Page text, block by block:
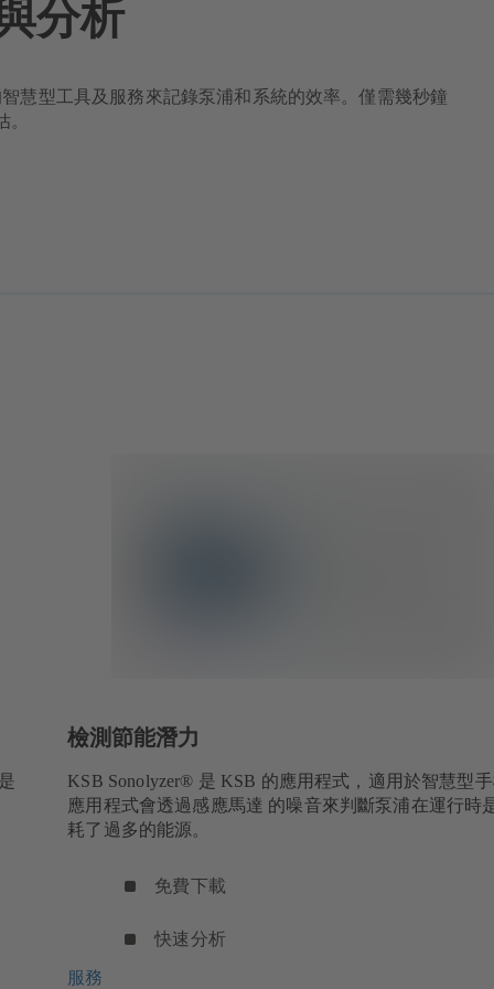
分析
慧型工具及服務來記錄泵浦和系統的效率。僅需幾秒鐘
檢測節能潛力
KSB Sonolyzer® 是 KSB 的應用程式，適用於智慧型
應用程式會透過感應馬達 的噪音來判斷泵浦在運行時
耗了過多的能源。
免費下載
快速分析
服務